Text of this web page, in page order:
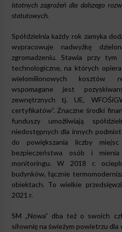
istotnych zagrożeń dla dalszego
statutowych.
Spółdzielnia każdy rok zamyka
wypracowuje nadwyżkę
zgromadzeniu. Stawia przy tym
technologiczne, na których
wielomilionowych kosztów
wspomagane jest
zewnętrznych tj. UE,
certyfikatów”. Znaczne środki
funduszy umożliwiają
niedostępnych dla innych
do powiększania liczby miejsc
bezpieczeństwa osób i
monitoringu. W 2018 r.
budynków, łącznie
obiektach. To wielkie
2021 r.
SM „Nowa” dba też o swoich
siłownię na świeżym powietrzu dla